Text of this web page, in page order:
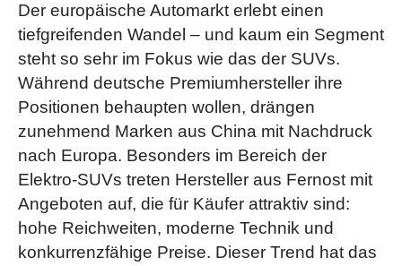
Der europäische Automarkt erlebt einen
tiefgreifenden Wandel – und kaum ein Segment
steht so sehr im Fokus wie das der SUVs.
Während deutsche Premiumhersteller ihre
Positionen behaupten wollen, drängen
zunehmend Marken aus China mit Nachdruck
nach Europa. Besonders im Bereich der
Elektro-SUVs treten Hersteller aus Fernost mit
Angeboten auf, die für Käufer attraktiv sind:
hohe Reichweiten, moderne Technik und
konkurrenzfähige Preise. Dieser Trend hat das